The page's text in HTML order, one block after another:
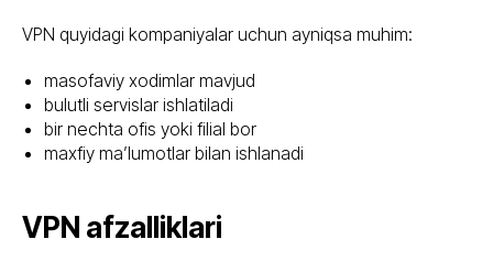
VPN quyidagi kompaniyalar uchun ayniqsa muhim:
masofaviy xodimlar mavjud
bulutli servislar ishlatiladi
bir nechta ofis yoki filial bor
maxfiy ma’lumotlar bilan ishlanadi
VPN afzalliklari